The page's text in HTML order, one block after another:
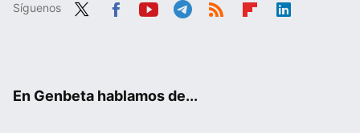
Síguenos
En Genbeta hablamos de...